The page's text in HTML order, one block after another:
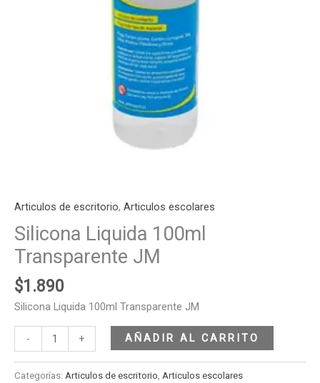
Articulos de escritorio, Articulos escolares
Silicona Liquida 100ml
Transparente JM
$1.890
Silicona Liquida 100ml Transparente JM
- + AÑADIR AL CARRITO
Categorías: Articulos de escritorio Articulos escolares